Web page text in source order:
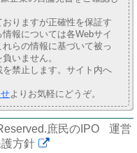
りますが正確性を保証す
報については各Webサイ
らの情報に基づいて被っ
いません。
禁止します。サイト内へ
よりお気軽にどうぞ。
庶民のIPO
運営
方針